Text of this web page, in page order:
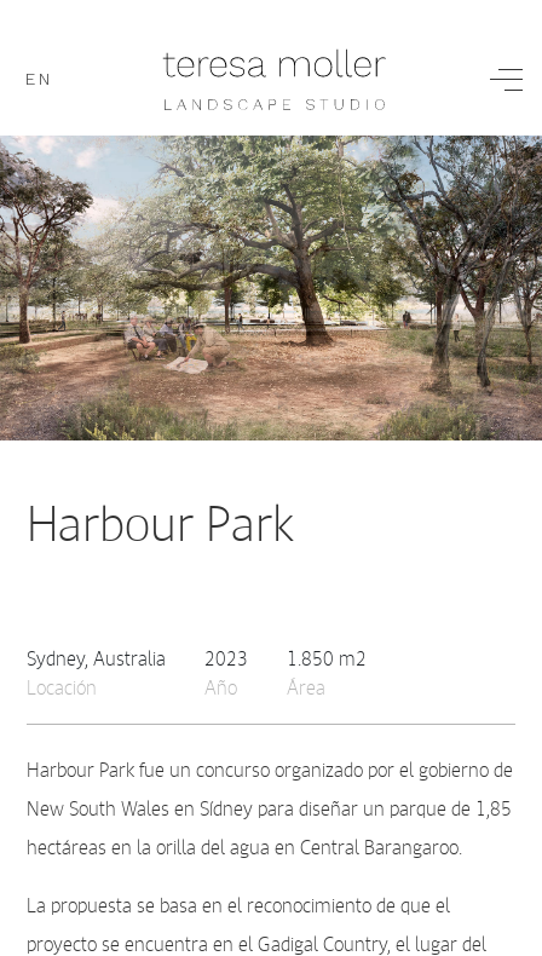
EN
Harbour Park
Sydney, Australia
Locación
2023
Año
1.850 m2
Área
Harbour Park fue un concurso organizado por el gobierno de
New South Wales en Sídney para diseñar un parque de 1,85
hectáreas en la orilla del agua en Central Barangaroo.
La propuesta se basa en el reconocimiento de que el
proyecto se encuentra en el Gadigal Country, el lugar del